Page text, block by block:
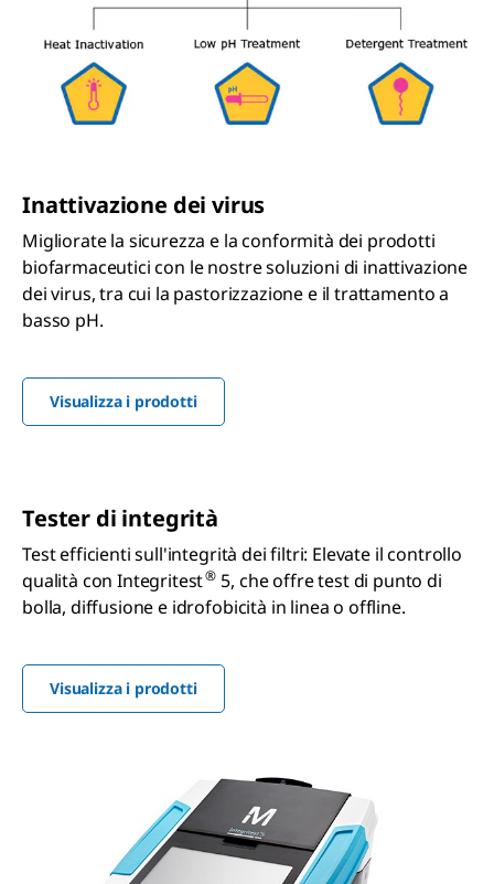
Inattivazione dei virus
Migliorate la sicurezza e la conformità dei prodotti
biofarmaceutici con le nostre soluzioni di inattivazione
dei virus, tra cui la pastorizzazione e il trattamento a
basso pH.
Visualizza i prodotti
Tester di integrità
Test efficienti sull'integrità dei filtri: Elevate il controllo
qualità con Integritest® 5, che offre test di punto di
bolla, diffusione e idrofobicità in linea o offline.
Visualizza i prodotti